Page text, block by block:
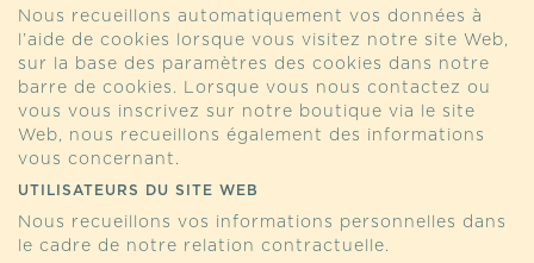
Nous recueillons automatiquement vos données à
l’aide de cookies lorsque vous visitez notre site Web,
sur la base des paramètres des cookies dans notre
barre de cookies. Lorsque vous nous contactez ou
vous vous inscrivez sur notre boutique via le site
Web, nous recueillons également des informations
vous concernant.
UTILISATEURS DU SITE WEB
Nous recueillons vos informations personnelles dans
le cadre de notre relation contractuelle.